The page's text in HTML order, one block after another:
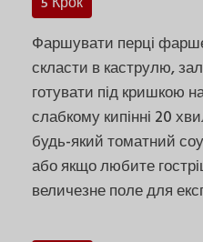
Фаршувати перці
скласти в каструлю,
готувати під кришкою
слабкому кипінні 20
будь-який томатний
або якщо любите
величезне поле для